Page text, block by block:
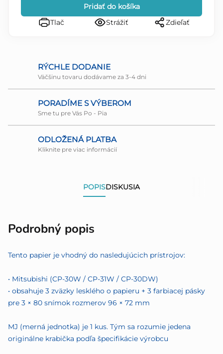
Pridať do košíka
Tlač
Strážiť Zdieľať
RÝCHLE DODANIE
Väčšinu tovaru dodávame za 3-4 dni
PORADÍME S VÝBEROM
Sme tu pre Vás Po - Pia
ODLOŽENÁ PLATBA
Kliknite pre viac informácií
POPISDISKUSIA
Podrobný popis
Tento papier je vhodný do nasledujúcich prístrojov:
• Mitsubishi (CP-30W / CP-31W / CP-30DW)
• obsahuje 3 zväzky lesklého o papieru + 3 farbiacej pásky
pre 3 × 80 snímok rozmerov 96 × 72 mm
MJ (merná jednotka) je 1 kus. Tým sa rozumie jedena
originálne krabička podľa špecifikácie výrobcu